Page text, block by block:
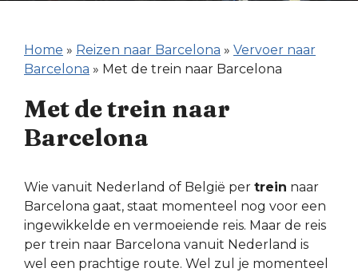
Home » Reizen naar Barcelona » Vervoer naar
Barcelona » Met de trein naar Barcelona
Met de trein naar
Barcelona
Wie vanuit Nederland of België per trein naar
Barcelona gaat, staat momenteel nog voor een
ingewikkelde en vermoeiende reis. Maar de reis
per trein naar Barcelona vanuit Nederland is
wel een prachtige route. Wel zul je momenteel